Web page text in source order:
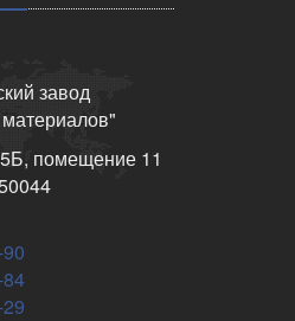
завод
помещение 11